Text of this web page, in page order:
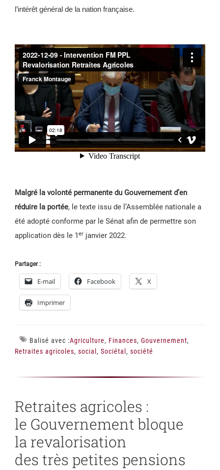
l’intérêt général de la nation française.
Malgré la volonté permanente du Gouvernement d’en
réduire la portée, le texte issu de l’Assemblée nationale a
été adopté conforme par le Sénat afin de permettre son
application dès le 1 er janvier 2022.
Partager :
E-mail Facebook X
Imprimer
Balisé avec :Agriculture, Finances, Gouvernement,
Retraites agricoles, social , Sociétal , société
Retraites agricoles :
le Gouvernement bloque
la revalorisation
des très petites pensions